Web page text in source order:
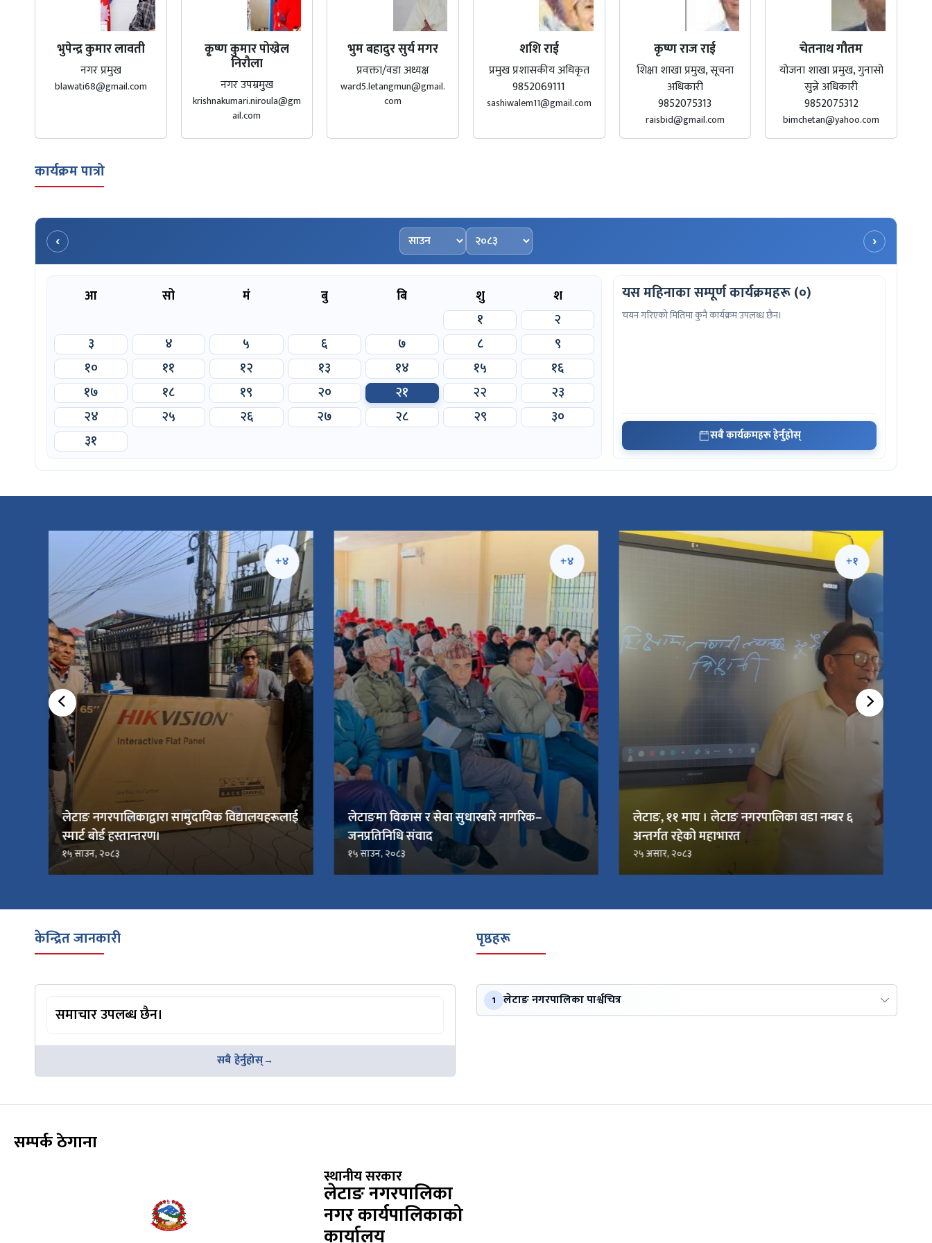
भुपेन्द्र कुमार लावती
नगर प्रमुख
blawati68@gmail.com
कृ्ष्ण कुमार पोख्रेल
निरौला
नगर उपम्रमुख
krishnakumari.niroula@gm
ail.com
भुम बहादुर सुर्य मगर
प्रवक्ता/वडा अध्यक्ष
ward5.letangmun@gmail.
com
शशि राई
प्रमुख प्रशासकीय अधिकृत
9852069111
sashiwalem11@gmail.com
कृष्ण राज राई
शिक्षा शाखा प्रमुख, सूचना
अधिकारी
9852075313
raisbid@gmail.com
चेतनाथ गौतम
योजना शाखा प्रमुख, गुनासो
सुन्ने अधिकारी
9852075312
bimchetan@yahoo.com
कार्यक्रम पात्रो
‹ महिना चयन गर्नुहोस्
वर्ष चयन गर्नुहोस् ›
आ सो मं बु बि शु
श
१
२
३
४ ५ ६ ७ ८
९
१०
११ १२ १३ १४ १५
१६
१७
१८ १९ २० २१ २२
२३
२४
२५ २६ २७ २८ २९
३०
३१
यस महिनाका सम्पूर्ण कार्यक्रमहरू (०)
चयन गरिएको मितिमा कुनै कार्यक्रम उपलब्ध छैन।
सबै कार्यक्रमहरू हेर्नुहोस्
+४
लेटाङ नगरपालिकाद्वारा सामुदायिक विद्यालयहरूलाई
स्मार्ट बोर्ड हस्तान्तरण।
१५ साउन, २०८३
+४
लेटाङमा विकास र सेवा सुधारबारे नागरिक–
जनप्रतिनिधि संवाद
१५ साउन, २०८३
+१
लेटाङ, ११ माघ । लेटाङ नगरपालिका वडा नम्बर ६
अन्तर्गत रहेको महाभारत
२५ असार, २०८३
केन्द्रित जानकारी
समाचार उपलब्ध छैन।
सबै हेर्नुहोस्
पृष्ठहरू
1 लेटाङ नगरपालिका पार्श्वचित्र
सम्पर्क ठेगाना
स्थानीय सरकार
लेटाङ नगरपालिका
नगर कार्यपालिकाको